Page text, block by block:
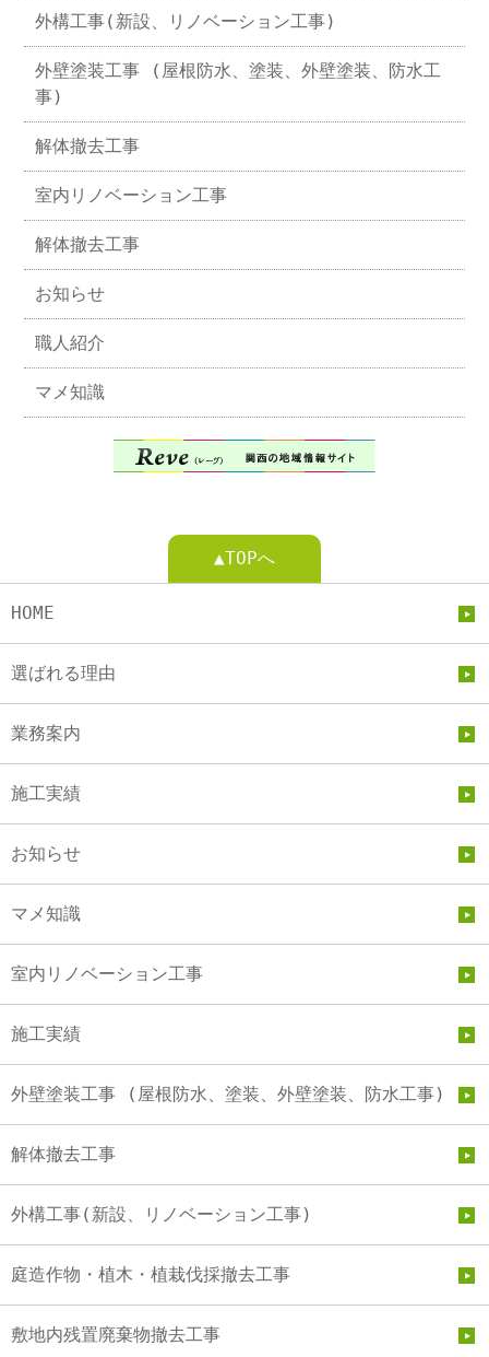
外構工事(新設、リノベーション工事)
外壁塗装工事 (屋根防水、塗装、外壁塗装、防水工
事)
解体撤去工事
室内リノベーション工事
解体撤去工事
お知らせ
職人紹介
マメ知識
▲TOPへ
HOME
選ばれる理由
業務案内
施工実績
お知らせ
マメ知識
室内リノベーション工事
施工実績
外壁塗装工事 (屋根防水、塗装、外壁塗装、防水工事)
解体撤去工事
外構工事(新設、リノベーション工事)
庭造作物・植木・植栽伐採撤去工事
敷地内残置廃棄物撤去工事